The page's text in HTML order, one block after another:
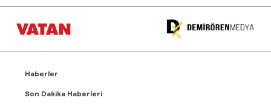
Haberler
Son Dakika Haberleri